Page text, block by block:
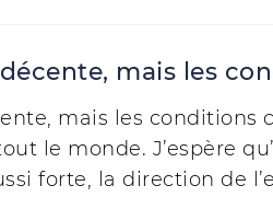
mais les
mais les conditions
le monde. J’espère
forte, la direction de